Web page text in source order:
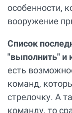
особенности,
вооружение
Список
"выполнить" и
есть
команд,
стрелочку. А
команду, то